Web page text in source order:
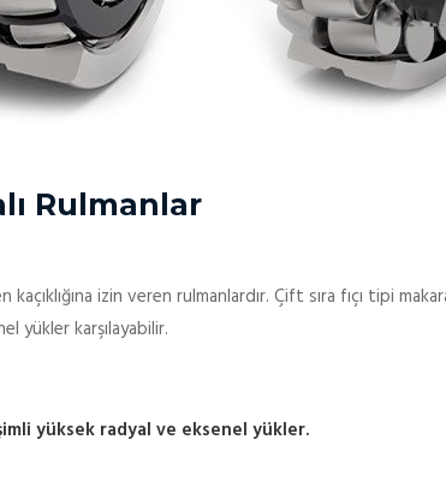
Rulmanlar
kaçıklığına izin veren rulmanlardır. Çift sıra fıçı tipi
yükler karşılayabilir.
yüksek radyal ve eksenel yükler.